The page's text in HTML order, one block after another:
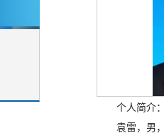
个人简介：
袁雷，男